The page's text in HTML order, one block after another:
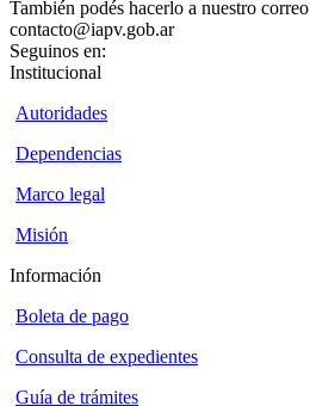
También podés hacerlo a nuestro correo
contacto@iapv.gob.ar
Seguinos en:
Institucional
Autoridades
Dependencias
Marco legal
Misión
Información
Boleta de pago
Consulta de expedientes
Guía de trámites